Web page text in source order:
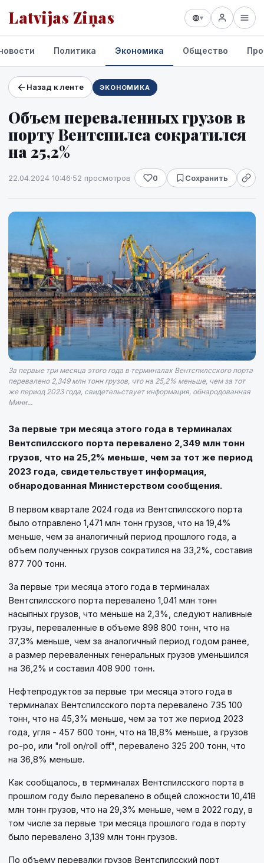
Latvijas Ziņas ▾
Проекты и сервисы
Прогноз погоды
Политика Экономика Общество
Назад к ленте ЭКОНОМИКА
Объем переваленных грузов в
порту Вентспилса сократился
на 25,2%
22.04.2024 10:46·52 просмотров 0 Сохранить
За первые три месяца этого года в терминалах Вентспилсского порта
перевалено 2,349 млн тонн грузов, что на 25,2% меньше, чем за тот
же период 2023 года, свидетельствует информация, обнародованная
Мини...
За первые три месяца этого года в терминалах
Вентспилсского порта перевалено 2,349 млн тонн
грузов, что на 25,2% меньше, чем за тот же период
2023 года, свидетельствует информация,
обнародованная Министерством сообщения.
В первом квартале 2024 года из Вентспилсского порта
было отправлено 1,471 млн тонн грузов, что на 19,4%
меньше, чем за аналогичный период прошлого года, а
объем полученных грузов сократился на 33,2%, составив
877 700 тонн.
За первые три месяца этого года в терминалах
Вентспилсского порта перевалено 1,041 млн тонн
насыпных грузов, что меньше на 2,3%, следуют наливные
грузы, переваленные в объеме 898 800 тонн, что на
37,3% меньше, чем за аналогичный период годом ранее,
а размер переваленных генеральных грузов уменьшился
на 36,2% и составил 408 900 тонн.
Нефтепродуктов за первые три месяца этого года в
терминалах Вентспилсского порта перевалено 735 100
тонн, что на 45,3% меньше, чем за тот же период 2023
года, угля - 457 600 тонн, что на 18,8% меньше, а грузов
ро-ро, или "roll on/roll off", перевалено 325 200 тонн, что
на 36,8% меньше.
Как сообщалось, в терминалах Вентспилсского порта в
прошлом году было перевалено в общей сложности 10,418
млн тонн грузов, что на 29,3% меньше, чем в 2022 году, в
том числе за первые три месяца прошлого года в порту
было перевалено 3,139 млн тонн грузов.
По объему перевалки грузов Вентспилсский порт